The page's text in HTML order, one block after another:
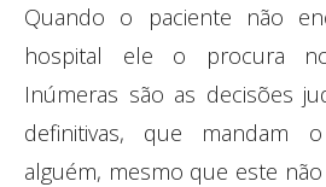
Quando o paciente não
hospital ele o procura
Inúmeras são as decisões
definitivas, que mandam
alguém, mesmo que este